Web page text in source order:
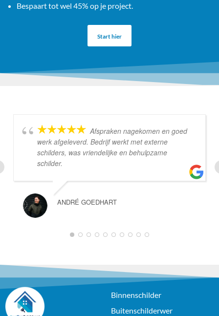
Bespaart tot wel 45% op je project.
Start hier
Afspraken nagekomen en goed
werk afgeleverd. Bedrijf werkt met externe
schilders, was vriendelijke en behulpzame
schilder.
ANDRÉ GOEDHART
Binnenschilder
Buitenschilderwer